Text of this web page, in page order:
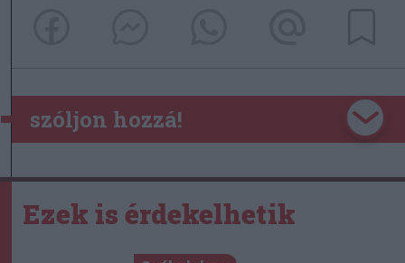
szóljon hozzá!
Ezek is érdekelhetik